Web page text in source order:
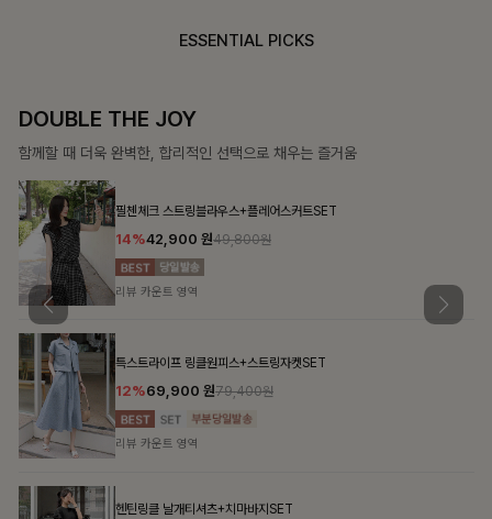
ESSENTIAL PICKS
DOUBLE THE JOY
함께할 때 더욱 완벽한, 합리적인 선택으로 채우는 즐거움
필첸체크 스트링블라우스+플레어스커트SET
14%42,900 원49,800원
리뷰 카운트 영역
특스트라이프 링클원피스+스트링자켓SET
12%69,900 원79,400원
리뷰 카운트 영역
헨틴링클 날개티셔츠+치마바지SET